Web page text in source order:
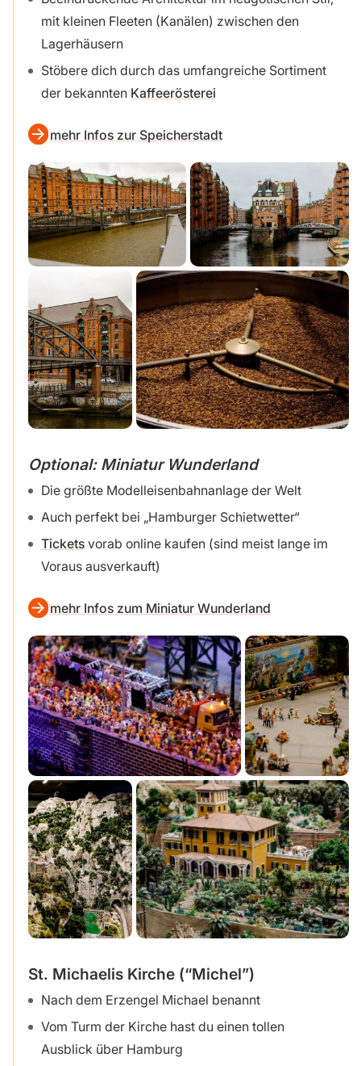
mit kleinen Fleeten (Kanälen) zwischen den
Lagerhäusern
Stöbere dich durch das umfangreiche Sortiment
der bekannten Kaffeerösterei
mehr Infos zur Speicherstadt
Optional: Miniatur Wunderland
Die größte Modelleisenbahnanlage der Welt
Auch perfekt bei „Hamburger Schietwetter“
Ticketsvorab online kaufen (sind meist lange im
Voraus ausverkauft)
mehr Infos zum Miniatur Wunderland
St. Michaelis Kirche (“Michel”)
Nach dem Erzengel Michael benannt
Vom Turm der Kirche hast du einen tollen
Ausblick über Hamburg